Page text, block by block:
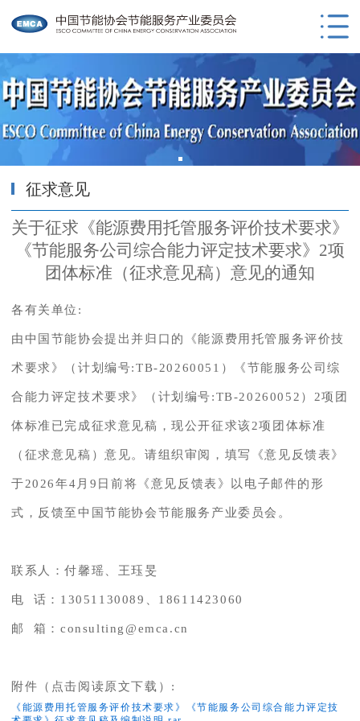
征求意见
关于征求《能源费用托管服务评价技术要求》
《节能服务公司综合能力评定技术要求》2项
团体标准（征求意见稿）意见的通知
各有关单位:
由中国节能协会提出并归口的《能源费用托管服务评价技
术要求》（计划编号:TB-20260051）《节能服务公司综
合能力评定技术要求》（计划编号:TB-20260052）2项团
体标准已完成征求意见稿，现公开征求该2项团体标准
（征求意见稿）意见。请组织审阅，填写《意见反馈表》
于2026年4月9日前将《意见反馈表》以电子邮件的形
式，反馈至中国节能协会节能服务产业委员会。
联系人：付馨瑶、王珏旻
电 话：13051130089、18611423060
邮 箱：consulting@emca.cn
附件（点击阅读原文下载）:
《能源费用托管服务评价技术要求》《节能服务公司综合能力评定技